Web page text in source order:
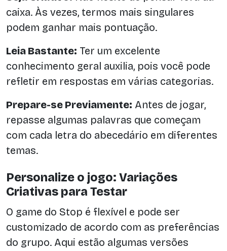
caixa. Às vezes, termos mais singulares
podem ganhar mais pontuação.
Leia Bastante: Ter um excelente
conhecimento geral auxilia, pois você pode
refletir em respostas em várias categorias.
Prepare-se Previamente: Antes de jogar,
repasse algumas palavras que começam
com cada letra do abecedário em diferentes
temas.
Personalize o jogo: Variações
Criativas para Testar
O game do Stop é flexível e pode ser
customizado de acordo com as preferências
do grupo. Aqui estão algumas versões